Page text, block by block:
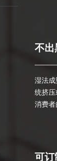
不
湿法
统挤
消费者
可订